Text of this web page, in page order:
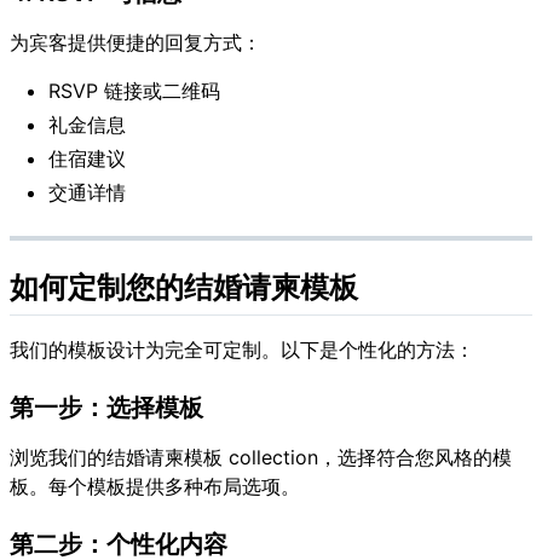
为宾客提供便捷的回复方式：
RSVP 链接或二维码
礼金信息
住宿建议
交通详情
如何定制您的结婚请柬模板
我们的模板设计为完全可定制。以下是个性化的方法：
第一步：选择模板
浏览我们的结婚请柬模板 collection，选择符合您风格的模
板。每个模板提供多种布局选项。
第二步：个性化内容